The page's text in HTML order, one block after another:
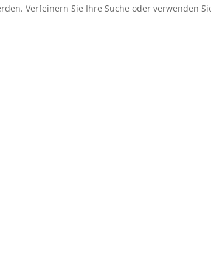
Verfeinern Sie Ihre Suche oder verwenden